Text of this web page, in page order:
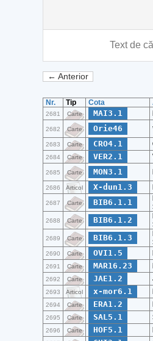
Text de
← Anterior
Nr. Tip Cota
2681 Carte MAI3.1
2682 Carte Orie46
2683 Carte CRO4.1
2684 Carte VER2.1
2685 Carte MON3.1
2686 Articol X-dun1.3
2687 Carte BIB6.1.1
2688 Carte BIB6.1.2
2689 Carte BIB6.1.3
2690 Carte OVI1.5
2691 Carte MAR16.23
2692 Carte JAE1.2
2693 Articol x-mor6.1
2694 Carte ERA1.2
2695 Carte SAL5.1
2696 Carte HOF5.1